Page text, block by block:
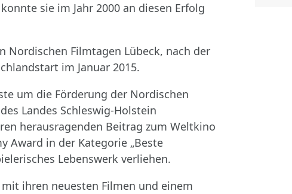
sie im Jahr 2000 an diesen Erfolg
Nordischen Filmtagen Lübeck, nach der
im Januar 2015.
um die Förderung der Nordischen
Landes Schleswig-Holstein
herausragenden Beitrag zum Weltkino
Award in der Kategorie „Beste
Lebenswerk verliehen.
ihren neuesten Filmen und einem